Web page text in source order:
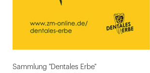
Sammlung "Dentales Erbe"